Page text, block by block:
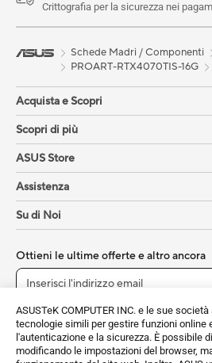
ASUSTeK COMPUTER INC. e le sue
tecnologie simili per gestire funzioni online
l'autenticazione e la sicurezza. È possibile
modificando le impostazioni del browser,
Crittografia per la sicurezza nei
Schede Madri / Componenti
PROART-RTX4070TIS-16G
Acquista e Scopri
Scopri di più
ASUS Store
Assistenza
Su di Noi
Ottieni le ultime offerte e altro ancora